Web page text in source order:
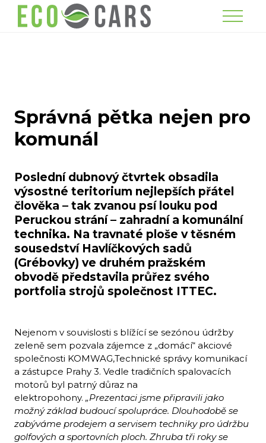
Menu
Správná pětka nejen pro
komunál
Poslední dubnový čtvrtek obsadila
výsostné teritorium nejlepších přátel
člověka – tak zvanou psí louku pod
Peruckou strání – zahradní a komunální
technika. Na travnaté ploše v těsném
sousedství Havlíčkových sadů
(Grébovky) ve druhém pražském
obvodě představila průřez svého
portfolia strojů společnost ITTEC.
Nejenom v souvislosti s blížící se sezónou údržby
zeleně sem pozvala zájemce z „domácí“ akciové
společnosti KOMWAG,Technické správy komunikací
a zástupce Prahy 3. Vedle tradičních spalovacích
motorů byl patrný důraz na
elektropohony. „Prezentaci jsme připravili jako
možný základ budoucí spolupráce. Dlouhodobě se
zabýváme prodejem a servisem techniky pro údržbu
golfových a sportovních ploch. Zhruba tři roky se